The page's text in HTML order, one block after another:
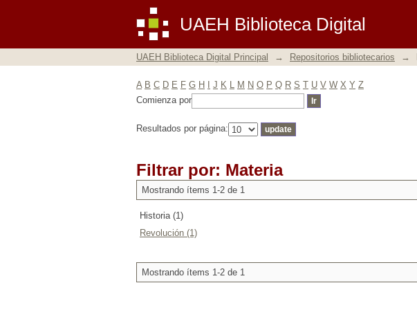
UAEH Biblioteca Digital
Filtrar por: Materia
UAEH Biblioteca Digital Principal → Repositorios bibliotecarios →
A B C D E F G H J K L M N O P Q R S T U V W X Y Z
Comienza por
Resultados por página:
Filtrar por: Materia
Mostrando ítems 1-2 de 1
Historia (1)
Revolución (1)
Mostrando ítems 1-2 de 1